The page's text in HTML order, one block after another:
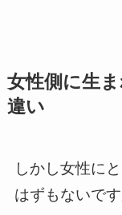
女性側に生
違い
しかし女性に
はずもないです